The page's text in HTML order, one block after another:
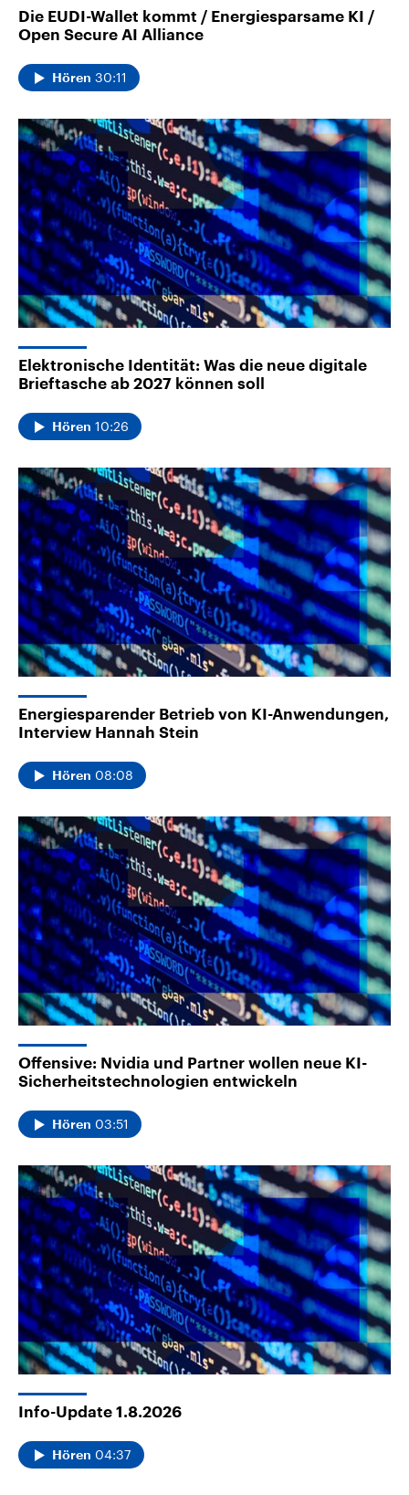
Die EUDI-Wallet kommt / Energiesparsame KI /
Open Secure AI Alliance
Hören 30:11
Elektronische Identität: Was die neue digitale
Brieftasche ab 2027 können soll
Hören 10:26
Energiesparender Betrieb von KI-Anwendungen,
Interview Hannah Stein
Hören 08:08
Offensive: Nvidia und Partner wollen neue KI-
Sicherheitstechnologien entwickeln
Hören 03:51
Info-Update 1.8.2026
Hören 04:37